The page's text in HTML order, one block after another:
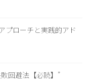
プローチと実践的アド
回避法【必読】”